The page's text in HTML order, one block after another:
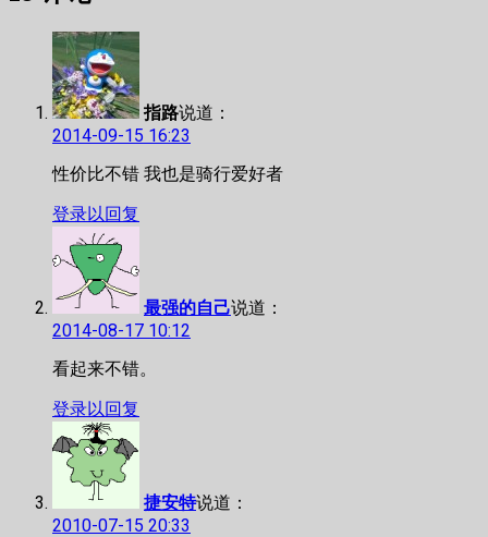
章：
指路说道：
2014-09-15 16:23
性价比不错 我也是骑行爱好者
登录以回复
最强的自己说道：
2014-08-17 10:12
看起来不错。
登录以回复
捷安特说道：
2010-07-15 20:33